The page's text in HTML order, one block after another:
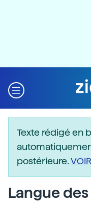
Texte rédigé en
postérieure.
Langue